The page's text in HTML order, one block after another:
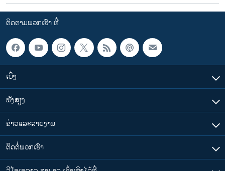
ຕິດຕາມພວກເຮົາ ທີ່
ເບິ່ງ
ຟັງສຽງ
ຂ່າວແລະລາຍງານ
ຕິດຕໍ່ພວກເຮົາ